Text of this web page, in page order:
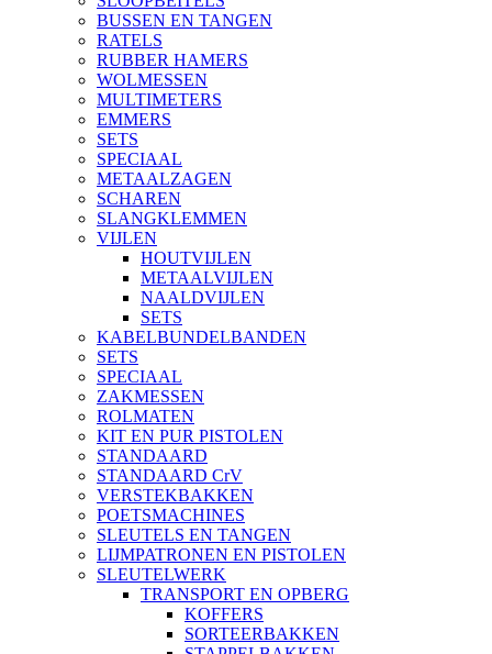
BUSSEN EN TANGEN
RATELS
RUBBER HAMERS
WOLMESSEN
MULTIMETERS
EMMERS
SETS
SPECIAAL
METAALZAGEN
SCHAREN
SLANGKLEMMEN
VIJLEN
HOUTVIJLEN
METAALVIJLEN
NAALDVIJLEN
SETS
KABELBUNDELBANDEN
SETS
SPECIAAL
ZAKMESSEN
ROLMATEN
KIT EN PUR PISTOLEN
STANDAARD
STANDAARD CrV
VERSTEKBAKKEN
POETSMACHINES
SLEUTELS EN TANGEN
LIJMPATRONEN EN PISTOLEN
SLEUTELWERK
TRANSPORT EN OPBERG
KOFFERS
SORTEERBAKKEN